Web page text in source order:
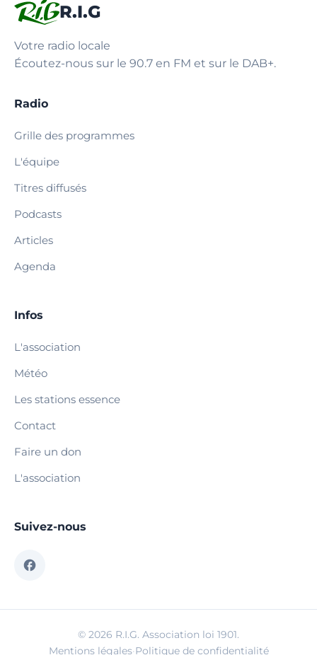
R.I.G
Votre radio locale
Écoutez-nous sur le 90.7 en FM et sur le DAB+.
Radio
Grille des programmes
L'équipe
Titres diffusés
Podcasts
Articles
Agenda
Infos
L'association
Météo
Les stations essence
Contact
Faire un don
L'association
Suivez-nous
© 2026 R.I.G. Association loi 1901.
Mentions légales·Politique de confidentialité